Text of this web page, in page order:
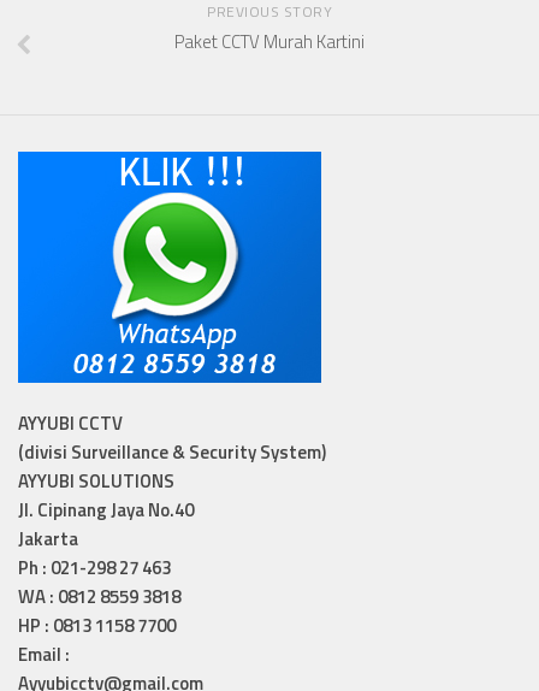
PREVIOUS STORY
Paket CCTV Murah Kartini
AYYUBI CCTV
(divisi Surveillance & Security System)
AYYUBI SOLUTIONS
Jl. Cipinang Jaya No.40
Jakarta
Ph : 021-298 27 463
WA : 0812 8559 3818
HP : 0813 1158 7700
Email :
Ayyubicctv@gmail.com